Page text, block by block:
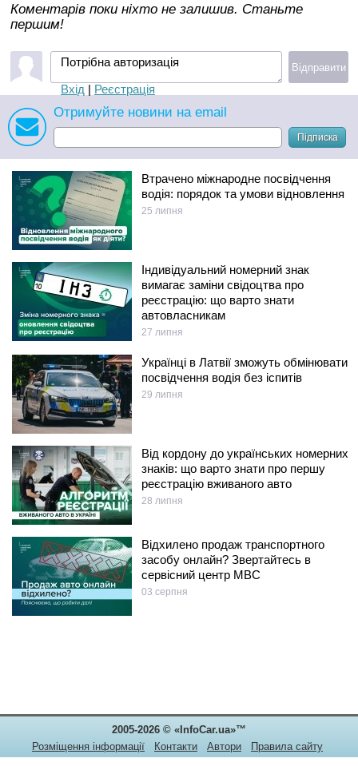
Коментарів поки ніхто не залишив. Станьте
першим!
Потрібна авторизація
Вхід | Реєстрація
Відправити
Отримуйте новини на email
Підписка
Втрачено міжнародне посвідчення
водія: порядок та умови відновлення
25 липня
Індивідуальний номерний знак
вимагає заміни свідоцтва про
реєстрацію: що варто знати
автовласникам
27 липня
Українці в Латвії зможуть обмінювати
посвідчення водія без іспитів
29 липня
Від кордону до українських номерних
знаків: що варто знати про першу
реєстрацію вживаного авто
28 липня
Відхилено продаж транспортного
засобу онлайн? Звертайтесь в
сервісний центр МВС
03 серпня
2005-2026 © «InfoCar.ua»™
Розміщення інформації
Контакти Автори
Правила сайту